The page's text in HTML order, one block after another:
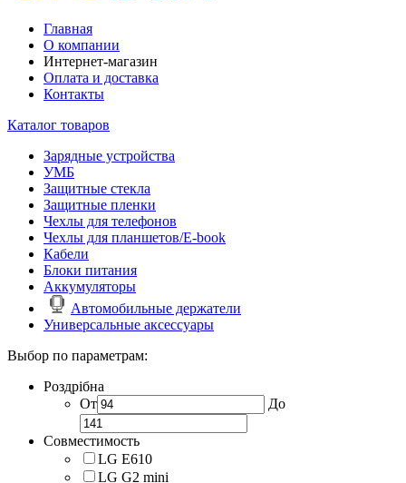
Главная
О компании
Интернет-магазин
Оплата и доставка
Контакты
Каталог товаров
Зарядные устройства
УМБ
Защитные стекла
Защитные пленки
Чехлы для телефонов
Чехлы для планшетов/E-book
Кабели
Блоки питания
Аккумуляторы
Автомобильные держатели
Универсальные аксессуары
Выбор по параметрам:
Роздрібна
От
До
Совместимость
LG E610
LG G2 mini